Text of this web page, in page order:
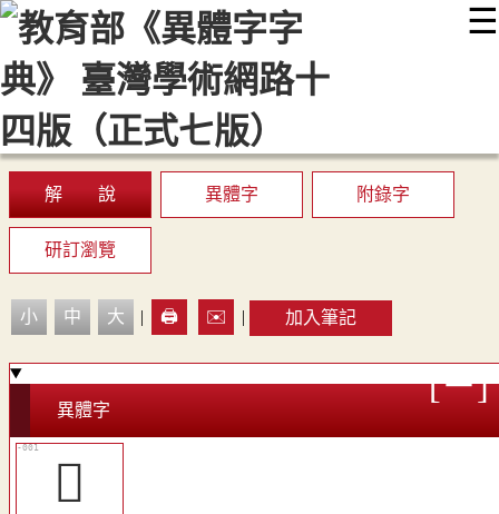
☰
::: 最新消息 常見問題 編輯說明
顯示模式
解 說 異體字 附錄字
研訂瀏覽
小 中 大 | 🖨️ ✉️ | 加入筆記
異體字
󳪢